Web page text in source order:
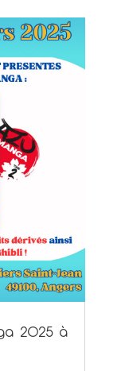
2025 à